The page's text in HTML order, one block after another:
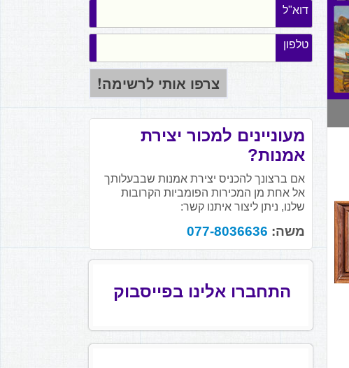
דוא"ל
טלפון
מעוניינים למכור יצירת
אמנות?
אם ברצונך להכניס יצירת אמנות שבבעלותך
אל אחת מן המכירות הפומביות הקרובות
שלנו, ניתן ליצור איתנו קשר:
משה: 077-8036636
התחברו אלינו בפייסבוק